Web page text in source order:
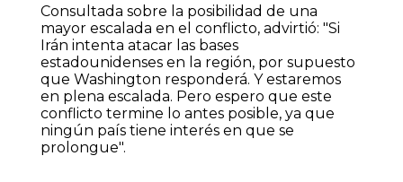
Consultada sobre la posibilidad de una
mayor escalada en el conflicto, advirtió: "Si
Irán intenta atacar las bases
estadounidenses en la región, por supuesto
que Washington responderá. Y estaremos
en plena escalada. Pero espero que este
conflicto termine lo antes posible, ya que
ningún país tiene interés en que se
prolongue".